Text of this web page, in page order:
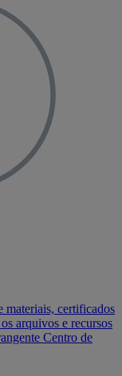
materiais, certificados
arquivos e recursos
Centro de